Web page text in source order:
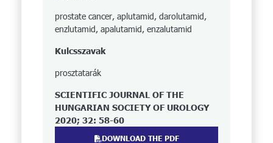
prostate cancer, aplutamid, darolutamid,
enzlutamid, apalutamid, enzalutamid
Kulcsszavak
prosztatarák
SCIENTIFIC JOURNAL OF THE
HUNGARIAN SOCIETY OF UROLOGY
2020; 32: 58-60
DOWNLOAD THE PDF